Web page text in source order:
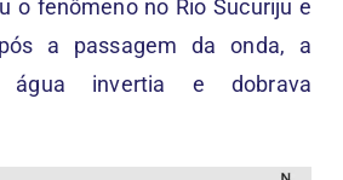
o fenômeno no Rio Sucuriju e
a passagem da onda, a
água invertia e dobrava